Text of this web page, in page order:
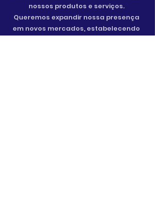
nossos produtos e serviços.
Queremos expandir nossa presença
em novos mercados, estabelecendo